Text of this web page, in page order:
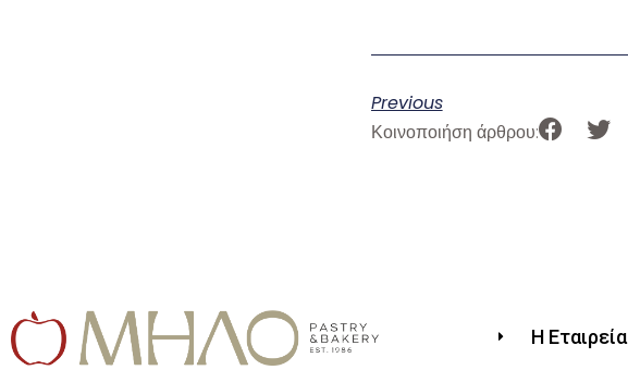
Previous
Κοινοποιήση άρθρου:
Η Εταιρεία